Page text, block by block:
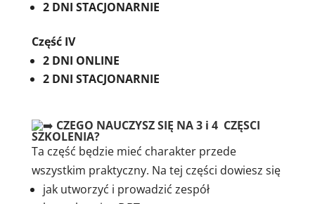
2 DNI STACJONARNIE
Część IV
2 DNI ONLINE
2 DNI STACJONARNIE
CZEGO NAUCZYSZ SIĘ NA 3 i 4 CZĘSCI
SZKOLENIA?
Ta część będzie mieć charakter przede
wszystkim praktyczny. Na tej części dowiesz się
jak utworzyć i prowadzić zespół